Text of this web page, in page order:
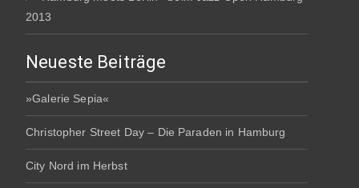
2013
Neueste Beiträge
»Galerie Sepia«
Christopher Street Day – Die Paraden in Hamburg
City Nord im Herbst